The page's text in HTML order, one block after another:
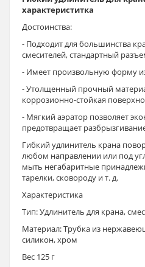
характериститка
Достоинства:
- Подходит для большинства
смесителей, стандартный
- Имеет произвольную форму
- Утолщенный прочный
коррозионно-стойкая
- Мягкий аэратор позволяет
предотвращает
Гибкий удлинитель крана
любом направлении или под
мыть негабаритные
тарелки, сковороду и т. д.
Характеристика
Тип: Удлинитель для крана,
Материал: Трубка из
силикон, хром
Вес 125 г